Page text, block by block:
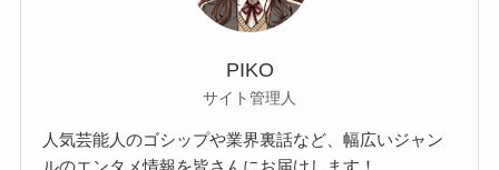
PIKO
サイト管理人
人気芸能人のゴシップや業界裏話など、幅広いジャン